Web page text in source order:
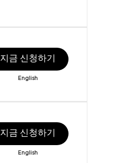
지금 신청하기
English
지금 신청하기
English